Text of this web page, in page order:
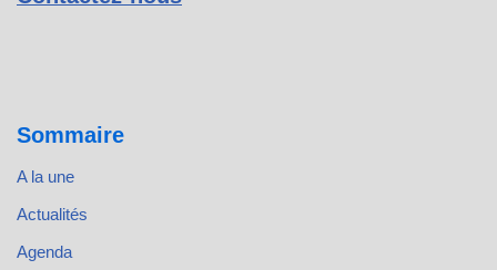
Sommaire
A la une
Actualités
Agenda